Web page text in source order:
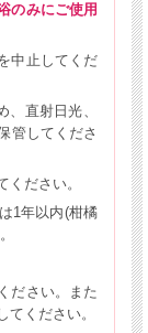
のみにご使用
中止してくだ
直射日光、
管してくださ
ださい。
1年以内(柑橘
ださい。また
ください。